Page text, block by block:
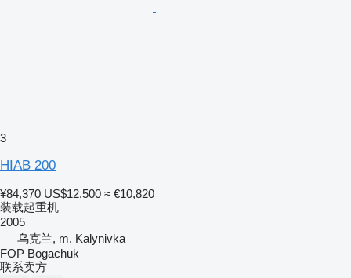
3
HIAB 200
¥84,370 US$12,500 ≈ €10,820
装载起重机
2005
乌克兰, m. Kalynivka
FOP Bogachuk
联系卖方